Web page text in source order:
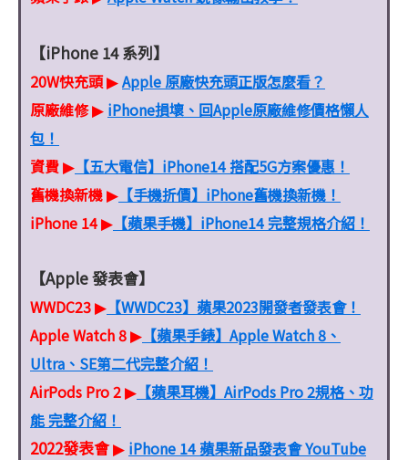
【iPhone 14 系列】
20W快充頭▶Apple 原廠快充頭正版怎麼看？
原廠維修▶ iPhone損壞、回Apple原廠維修價格懶人
包！
資費▶ 【五大電信】iPhone14 搭配5G方案優惠！
舊機換新機▶ 【手機折價】iPhone舊機換新機！
iPhone 14▶ 【蘋果手機】iPhone14 完整規格介紹！
【Apple 發表會】
WWDC23▶ 【WWDC23】蘋果2023開發者發表會！
Apple Watch 8▶ 【蘋果手錶】Apple Watch 8、
Ultra、SE第二代完整介紹！
AirPods Pro 2▶ 【蘋果耳機】AirPods Pro 2規格、功
能 完整介紹！
2022發表會▶ iPhone 14 蘋果新品發表會 YouTube